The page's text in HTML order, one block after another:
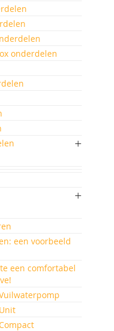
onderdelen
een voorbeeld
een comfortabel